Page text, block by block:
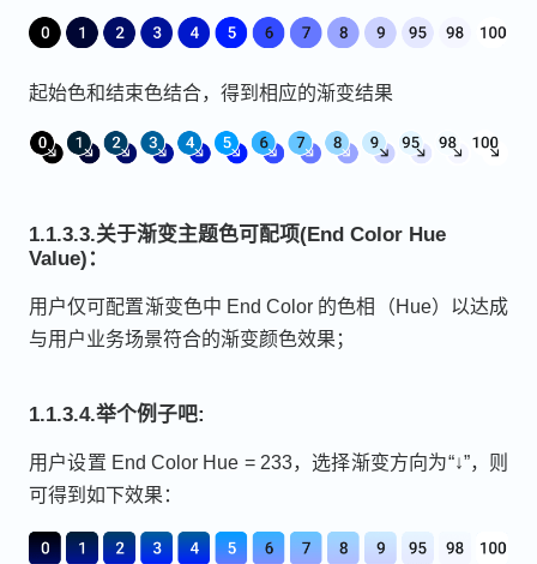
起始色和结束色结合，得到相应的渐变结果
1.1.3.3.关于渐变主题色可配项(End Color Hue
Value)：
用户仅可配置渐变色中 End Color 的色相（Hue）以达成
与用户业务场景符合的渐变颜色效果；
1.1.3.4.举个例子吧:
用户设置 End Color Hue = 233，选择渐变方向为“↓”，则
可得到如下效果：